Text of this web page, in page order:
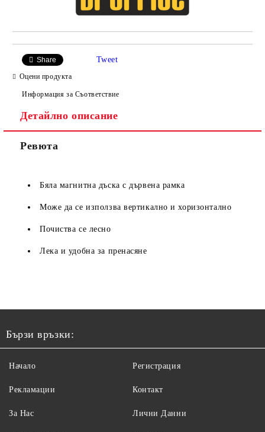
Share Tweet
Оцени продукта
Информация за Съответствие
Детайлно описание
Ревюта
Бяла магнитна дъска с дървена рамка
Може да се използва вертикално и хоризонтално
Почиства се лесно
Лека и удобна за пренасяне
Бързи връзки:
Начало
Рекламации
За Нас
Регистрация
Контакт
Лични Данни